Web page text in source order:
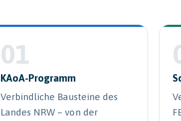
01
KAoA-Programm
Verbindliche Bausteine des
Landes NRW – von der